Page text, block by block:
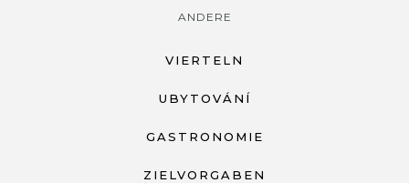
ANDERE
VIERTELN
UBYTOVÁNÍ
GASTRONOMIE
ZIELVORGABEN